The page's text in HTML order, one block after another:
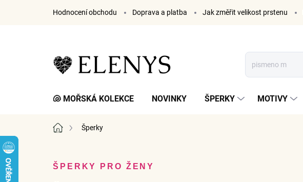
Hodnocení obchodu Doprava a platba Jak změřit velikost prstenu
🐚 MOŘSKÁ KOLEKCE NOVINKY ŠPERKY MOTIVY
Domů Šperky
ŠPERKY PRO ŽENY